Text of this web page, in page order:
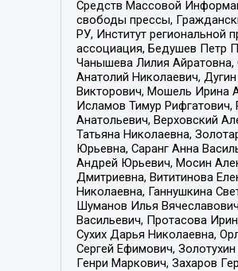
Средств Массовой
свободы прессы,
РУ, Институт региональной
ассоциация, Бедушев Петр
Чанышева Лилия Айратовна,
Анатолий Николаевич,
Викторович, Мошель Ирина
Исламов Тимур Рифгатович,
Анатольевич, Верховский
Татьяна Николаевна,
Юрьевна, Саранг Анна
Андрей Юрьевич, Мосин
Дмитриевна, Вититинова
Николаевна, Ганнушкина
Шуманов Илья
Васильевич, Протасова
Сухих Дарья Николаевна,
Сергей Ефимович,
Генри Маркович, Захаров